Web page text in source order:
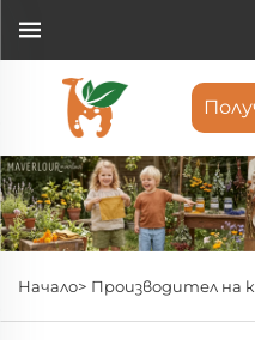
Начало> Производител на